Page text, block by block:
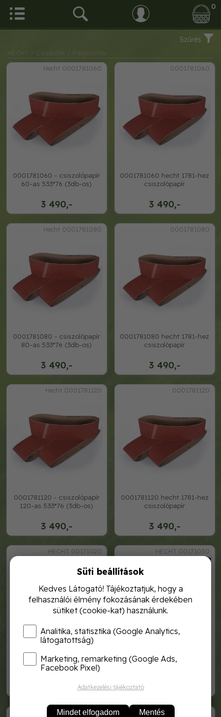
0
Szűrés
HECHT / Csiszolók
/ Kiegészítők
Hecht 0001781060
3 490,-
0001781060 - csiszolópapír
60-as 533*76 (3db-os)
0001781060
3 490,-
0001781060 hecht 1781-hez
csiszolópapír
Hecht 0001781080
3 490,-
0001781080 - csiszolópapír
80-as 533*76 (3db-os)
0001781080
3 490,-
0001781080 hecht 1781-hez
csiszolópapír
Hecht 0001781120
3 490,-
0001781120 - csiszolópapír
120-as 533*76 (3db-os)
0001781120
3 490,-
0001781120 hecht 1781-hez
csiszolópapír
HECHT 00171020
hecht 00171020
csiszolópapír hecht1710, 1711
HECHT 00171050
hecht 00171050
csiszolópapír hecht1710, 1711
HECHT 00171080 HECHT 130001
Süti beállítások
Kedves Látogató! Tájékoztatjuk, hogy a
felhasználói élmény fokozásának érdekében
sütiket (cookie-kat) használunk.
Analitika, statisztika (Google Analytics,
látogatottság)
Marketing, remarketing (Google Ads,
Facebook Pixel)
Adatkezelési tájékoztató
Mindet elfogadom Mentés